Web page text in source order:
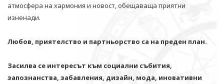
атмосфера на хармония и новост, обещаваща приятни
изненади.
Любов, приятелство и партньорство са на преден план.
Засилва се интересът към социални събития,
запознанства, забавления, дизайн, мода, иновативни